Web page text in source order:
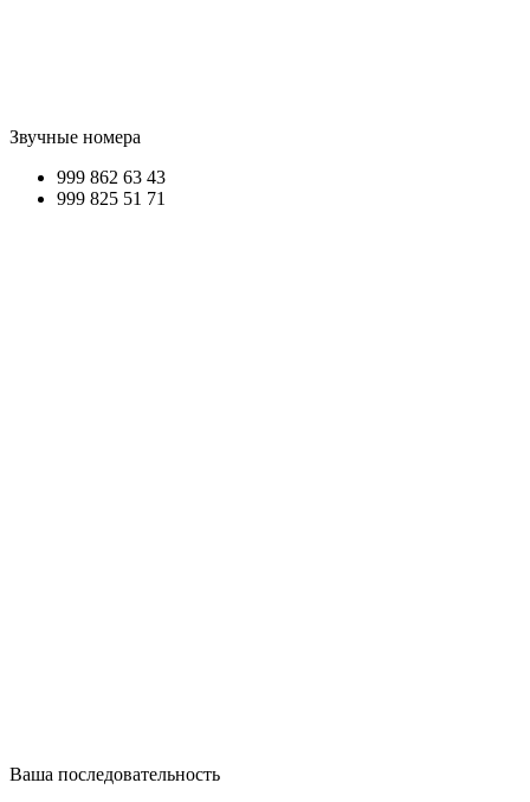
Звучные номера
999 862 63 43
999 825 51 71
Ваша последовательность